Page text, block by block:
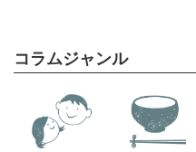
コラムジャンル